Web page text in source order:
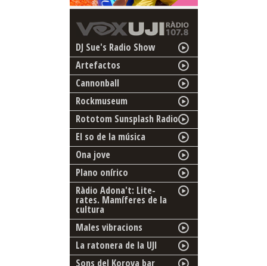
DJ Sue's Radio Show
Artefactos
Cannonball
Rockmuseum
Rototom Sunsplash Radio
El so de la música
Ona jove
Plano onírico
Ràdio Adona't: Lite-
rates. Mamíferes de la
cultura
Males vibracions
La ratonera de la UJI
Sons del Korova bar